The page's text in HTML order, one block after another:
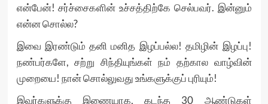
என்பேன்! சர்ச்சைகளின் உச்சத்திற்கே செல்பவர். இன்னும்
என்ன சொல்ல?
இவை இரண்டும் தனி மனித இழப்பல்ல! தமிழின் இழப்பு!
நண்பர்களே, சற்று சிந்தியுங்கள் நம் தற்கால வாழ்வின்
முறையை! நான் சொல்லுவது உங்களுக்குப் புரியும்!
இவர்களுக்கு இணையாக, கடந்த 30 ஆண்டுகள்